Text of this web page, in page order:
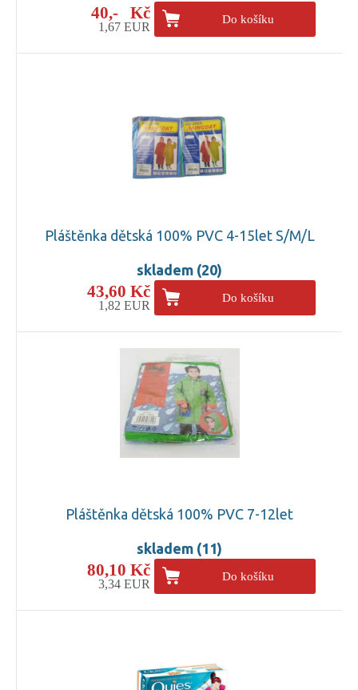
40,- Kč
1,67 EUR
Do košíku
Pláštěnka dětská 100% PVC 4-15let S/M/L
skladem (20)
43,60 Kč
1,82 EUR
Do košíku
Pláštěnka dětská 100% PVC 7-12let
skladem (11)
80,10 Kč
3,34 EUR
Do košíku